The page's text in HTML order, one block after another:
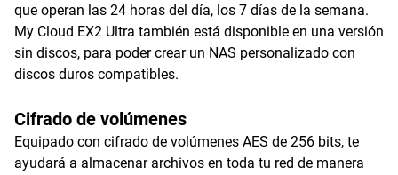
que operan las 24 horas del día, los 7 días de la semana.
My Cloud EX2 Ultra también está disponible en una versión
sin discos, para poder crear un NAS personalizado con
discos duros compatibles.
Cifrado de volúmenes
Equipado con cifrado de volúmenes AES de 256 bits, te
ayudará a almacenar archivos en toda tu red de manera